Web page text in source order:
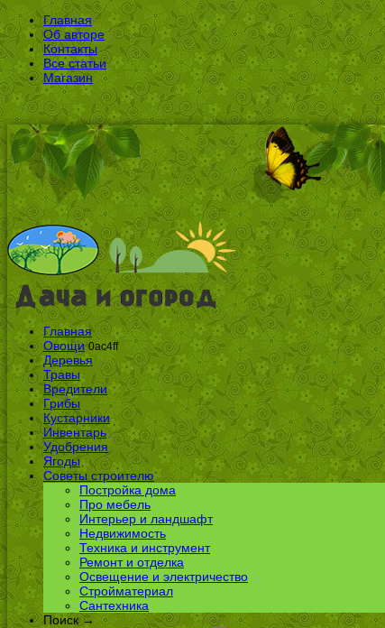
Главная
Об авторе
Контакты
Все статьи
Магазин
Главная
Овощи 0ac4ff
Деревья
Травы
Вредители
Грибы
Кустарники
Инвентарь
Удобрения
Ягоды
Советы строителю
Постройка дома
Про мебель
Интерьер и ландшафт
Недвижимость
Техника и инструмент
Ремонт и отделка
Освещение и электричество
Стройматериал
Сантехника
Поиск →